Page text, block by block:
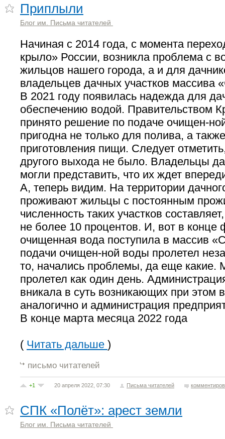
Приплыли
Блог им. Письма читателей
Начиная с 2014 года, с момента
крыло» России, возникла проблема с
жильцов нашего города, а и для
владельцев дачных участков массива
В 2021 году появилась надежда для
обеспечению водой. Правительством
принято решение по подаче очищен-
пригодна не только для полива, а
приготовления пищи. Следует
другого выхода не было. Владельцы
могли представить, что их ждет
А, теперь видим. На территории
проживают жильцы с постоянным
численность таких участков
не более 10 процентов. И, вот в конце
очищенная вода поступила в массив
подачи очищен-ной воды пролетел
то, начались проблемы, да еще какие.
пролетел как один день.
вникала в суть возникающих при этом
аналогично и администрация
В конце марта месяца 2022 года
( Читать дальше )
письмо читателей
+1 20 апреля 2022, 07:30 Письма читателей
СПК «Полёт»: арест земли
Блог им. Письма читателей